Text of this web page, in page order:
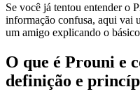
Se você já tentou entender o
informação confusa, aqui vai
um amigo explicando o
O que é Prouni e
definição e